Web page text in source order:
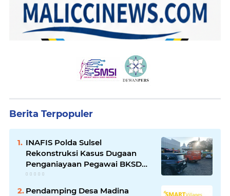
Berita Terpopuler
INAFIS Polda Sulsel
Rekonstruksi Kasus Dugaan
Penganiayaan Pegawai BKSDM
Soppeng
Pendamping Desa Madina